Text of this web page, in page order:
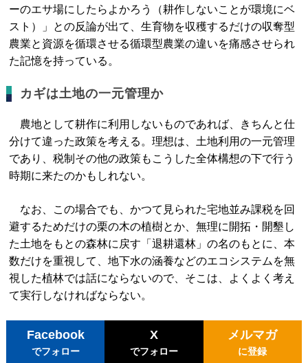
ーのエサ場にしたらよかろう（耕作しないことが環境にベ
スト）」との反論が出て、生育物を収穫するだけの収奪型
農業と資源を循環させる循環型農業の違いを痛感させられ
た記憶を持っている。
カギは土地の一元管理か
農地として耕作に利用しないものであれば、きちんと仕
分けて違った政策を考える。理想は、土地利用の一元管理
であり、税制その他の政策もこうした全体構想の下で行う
時期に来たのかもしれない。
なお、この場合でも、かつて見られた宅地並み課税を回
避するためだけの栗の木の植樹とか、無理に開拓・開墾し
た土地をもとの森林に戻す「退耕還林」の名のもとに、本
数だけを重視して、地下水の涵養などのエコシステムを無
視した植林では話にならないので、そこは、よくよく考え
て実行しなければならない。
Facebook
でフォロー
X
でフォロー
メルマガ
に登録